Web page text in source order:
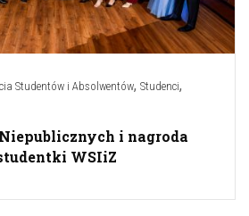
Studentów i Absolwentów, Studenci,
i nagroda
WSIiZ